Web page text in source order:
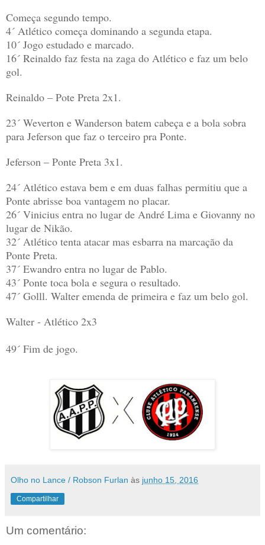
Começa segundo tempo.
4´ Atlético começa dominando a segunda etapa.
10´ Jogo estudado e marcado.
16´ Reinaldo faz festa na zaga do Atlético e faz um belo
gol.
Reinaldo – Pote Preta 2x1.
23´ Weverton e Wanderson batem cabeça e a bola sobra
para Jeferson que faz o terceiro pra Ponte.
Jeferson – Ponte Preta 3x1.
24´ Atlético estava bem e em duas falhas permitiu que a
Ponte abrisse boa vantagem no placar.
26´ Vinicius entra no lugar de André Lima e Giovanny no
lugar de Nikão.
32´ Atlético tenta atacar mas esbarra na marcação da
Ponte Preta.
37´ Ewandro entra no lugar de Pablo.
43´ Ponte toca bola e segura o resultado.
47´ Golll. Walter emenda de primeira e faz um belo gol.
Walter - Atlético 2x3
49´ Fim de jogo.
Olho no Lance / Robson Furlan às junho 15, 2016
Compartilhar
Um comentário: